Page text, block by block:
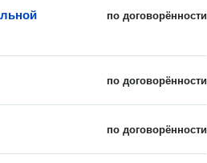
по договорённости
по договорённости
по договорённости